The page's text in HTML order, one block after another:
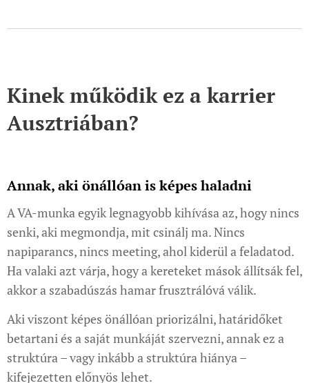
Kinek működik ez a karrier
Ausztriában?
Annak, aki önállóan is képes haladni
A VA-munka egyik legnagyobb kihívása az, hogy nincs
senki, aki megmondja, mit csinálj ma. Nincs
napiparancs, nincs meeting, ahol kiderül a feladatod.
Ha valaki azt várja, hogy a kereteket mások állítsák fel,
akkor a szabadúszás hamar frusztrálóvá válik.
Aki viszont képes önállóan priorizálni, határidőket
betartani és a saját munkáját szervezni, annak ez a
struktúra – vagy inkább a struktúra hiánya –
kifejezetten előnyös lehet.